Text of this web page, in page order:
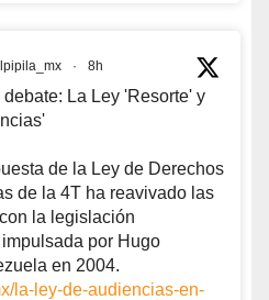
· 8h
debate: La Ley 'Resorte' y
de la Ley de Derechos
de la 4T ha reavivado las
la legislación
por Hugo
en 2004.
la-ley-de-audiencias-en-